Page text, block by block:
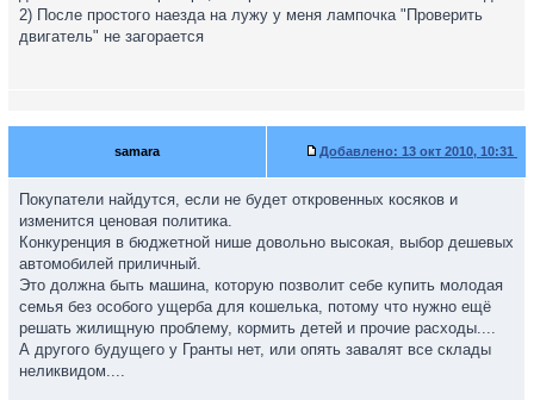
2) После простого наезда на лужу у меня лампочка "Проверить
двигатель" не загорается
samara Добавлено: 13 окт 2010, 10:31
Покупатели найдутся, если не будет откровенных косяков и
изменится ценовая политика.
Конкуренция в бюджетной нише довольно высокая, выбор дешевых
автомобилей приличный.
Это должна быть машина, которую позволит себе купить молодая
семья без особого ущерба для кошелька, потому что нужно ещё
решать жилищную проблему, кормить детей и прочие расходы....
А другого будущего у Гранты нет, или опять завалят все склады
неликвидом....